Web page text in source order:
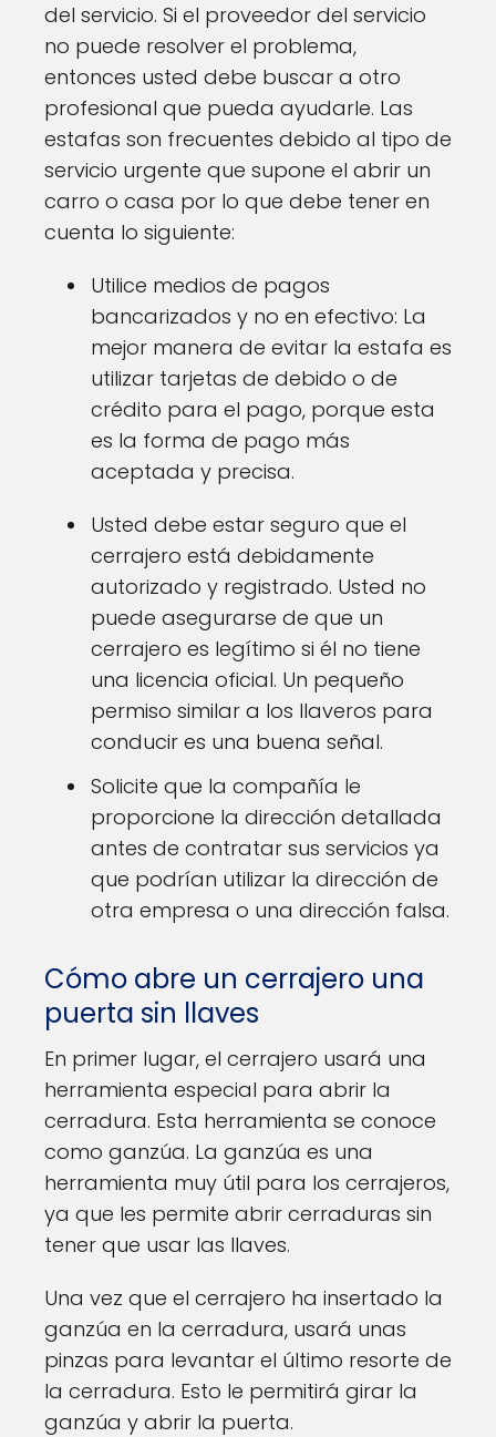
del servicio. Si el proveedor del servicio
no puede resolver el problema,
entonces usted debe buscar a otro
profesional que pueda ayudarle. Las
estafas son frecuentes debido al tipo de
servicio urgente que supone el abrir un
carro o casa por lo que debe tener en
cuenta lo siguiente:
Utilice medios de pagos
bancarizados y no en efectivo: La
mejor manera de evitar la estafa es
utilizar tarjetas de debido o de
crédito para el pago, porque esta
es la forma de pago más
aceptada y precisa.
Usted debe estar seguro que el
cerrajero está debidamente
autorizado y registrado. Usted no
puede asegurarse de que un
cerrajero es legítimo si él no tiene
una licencia oficial. Un pequeño
permiso similar a los llaveros para
conducir es una buena señal.
Solicite que la compañía le
proporcione la dirección detallada
antes de contratar sus servicios ya
que podrían utilizar la dirección de
otra empresa o una dirección falsa.
Cómo abre un cerrajero una
puerta sin llaves
En primer lugar, el cerrajero usará una
herramienta especial para abrir la
cerradura. Esta herramienta se conoce
como ganzúa. La ganzúa es una
herramienta muy útil para los cerrajeros,
ya que les permite abrir cerraduras sin
tener que usar las llaves.
Una vez que el cerrajero ha insertado la
ganzúa en la cerradura, usará unas
pinzas para levantar el último resorte de
la cerradura. Esto le permitirá girar la
ganzúa y abrir la puerta.